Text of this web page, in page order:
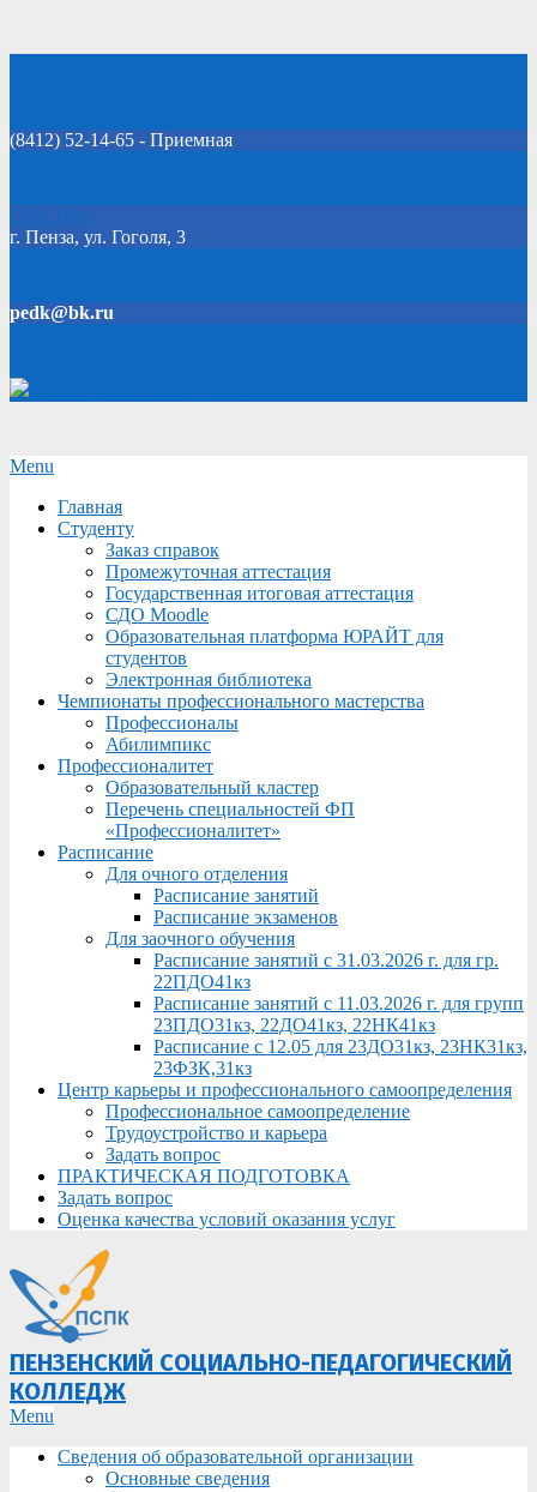
(8412) 52-14-65 - Приемная
Click Here
г. Пенза, ул. Гоголя, 3
pedk@bk.ru
Secondary
Menu
Menu
Главная
Студенту
Заказ справок
Промежуточная аттестация
Государственная итоговая аттестация
СДО Moodle
Образовательная платформа ЮРАЙТ для
студентов
Электронная библиотека
Чемпионаты профессионального мастерства
Профессионалы
Абилимпикс
Профессионалитет
Образовательный кластер
Перечень специальностей ФП
«Профессионалитет»
Расписание
Для очного отделения
Расписание занятий
Расписание экзаменов
Для заочного обучения
Расписание занятий с 31.03.2026 г. для гр.
22ПДО41кз
Расписание занятий с 11.03.2026 г. для групп
23ПДО31кз, 22ДО41кз, 22НК41кз
Расписание с 12.05 для 23ДО31кз, 23НК31кз,
23ФЗК,31кз
Центр карьеры и профессионального самоопределения
Профессиональное самоопределение
Трудоустройство и карьера
Задать вопрос
ПРАКТИЧЕСКАЯ ПОДГОТОВКА
Задать вопрос
Оценка качества условий оказания услуг
ПЕНЗЕНСКИЙ СОЦИАЛЬНО-ПЕДАГОГИЧЕСКИЙ
КОЛЛЕДЖ
Primary
Menu
Menu
Сведения об образовательной организации
Основные сведения